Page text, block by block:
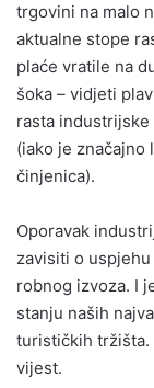
trgovini na malo
aktualne stope
plaće vratile na
šoka – vidjeti
rasta
(iako je
činjenica).
Oporavak
zavisiti o
robnog izvoza. I
stanju naših
turističkih tržišta.
vijest.